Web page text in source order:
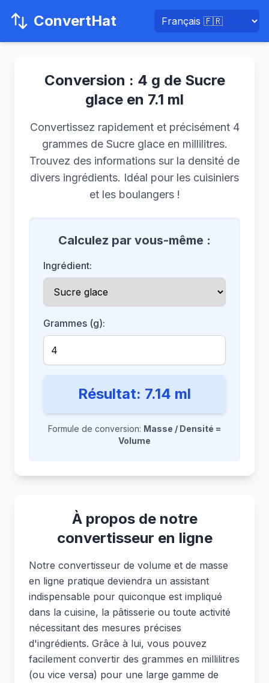
ConvertHat
Conversion : 4 g de Sucre
glace en 7.1 ml
Convertissez rapidement et précisément 4
grammes de Sucre glace en millilitres.
Trouvez des informations sur la densité de
divers ingrédients. Idéal pour les cuisiniers
et les boulangers !
Calculez par vous-même :
Ingrédient:
Grammes (g):
Résultat: 7.14 ml
Formule de conversion: Masse / Densité =
Volume
À propos de notre
convertisseur en ligne
Notre convertisseur de volume et de masse
en ligne pratique deviendra un assistant
indispensable pour quiconque est impliqué
dans la cuisine, la pâtisserie ou toute activité
nécessitant des mesures précises
d'ingrédients. Grâce à lui, vous pouvez
facilement convertir des grammes en millilitres
(ou vice versa) pour une large gamme de